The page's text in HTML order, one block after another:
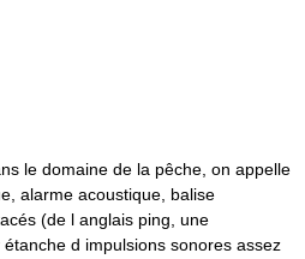
le domaine de la pêche, on appelle
alarme acoustique, balise
(de l anglais ping, une
d impulsions sonores assez